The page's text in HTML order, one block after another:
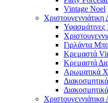
Vintage Noel
Γιρλάντα
Κρεμαστά
Κρεμαστά
Αρωματικά